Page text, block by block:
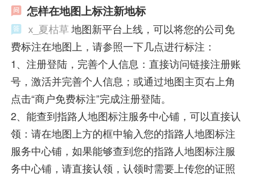
怎样在地图上标注新地标
x_夏枯草 地图新平台上线，可以将您的公司免
费标注在地图上，请参照一下几点进行标注：
1、注册登陆，完善个人信息：直接访问链接注册账
号，激活并完善个人信息；或通过地图主页右上角
点击“商户免费标注”完成注册登陆。
2、能查到指路人地图标注服务中心铺，可以直接认
领：请在地图上方的框中输入您的指路人地图标注
服务中心铺，如果能够查到您的指路人地图标注服
务中心铺，请直接认领，认领时需要上传您的证照